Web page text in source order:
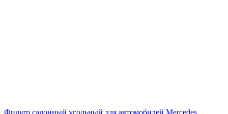
Фильтр салонный угольный для автомобилей Mercedes